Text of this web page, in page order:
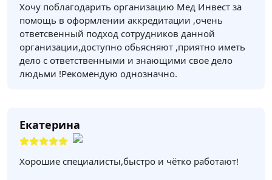
Хочу поблагодарить организацию Мед Инвест за
помощь в оформлении аккредитации ,очень
ответсвенный подход сотрудников данной
организации,доступно обьясняют ,приятно иметь
дело с ответственными и знающими свое дело
людьми !Рекомендую однозначно.
Екатерина
Хорошие специалисты,быстро и чётко работают!